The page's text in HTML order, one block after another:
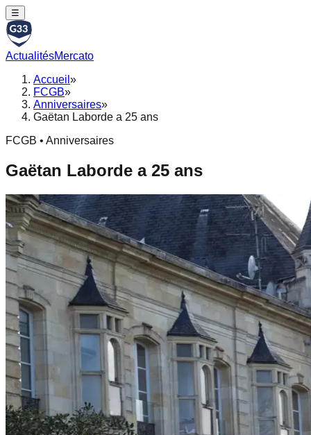
☰
ActualitésMercato
Accueil »
FCGB»
Anniversaires»
Gaëtan Laborde a 25 ans
FCGB • Anniversaires
Gaëtan Laborde a 25 ans